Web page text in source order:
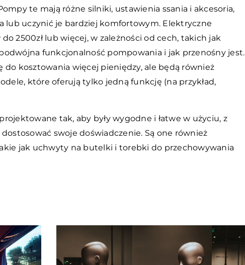
te mają różne silniki, ustawienia ssania i akcesoria,
lub uczynić je bardziej komfortowym. Elektryczne
2500zł lub więcej, w zależności od cech, takich jak
funkcjonalność pompowania i jak przenośny jest.
do kosztowania więcej pieniędzy, ale będą również
które oferują tylko jedną funkcję (na przykład,
tak, aby były wygodne i łatwe w użyciu, z
swoje doświadczenie. Są one również
jak uchwyty na butelki i torebki do przechowywania